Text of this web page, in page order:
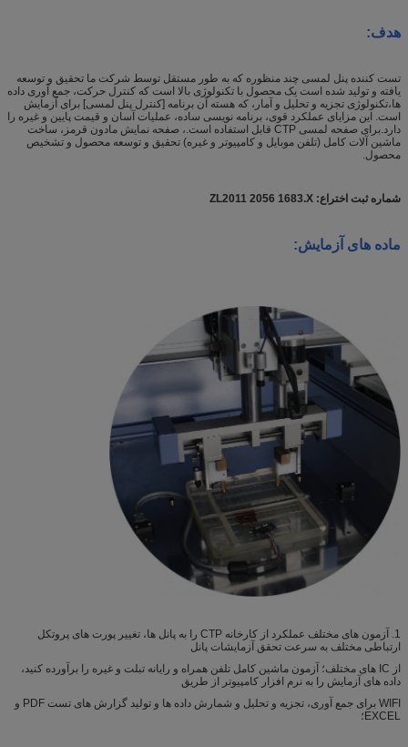
هدف:
تست کننده پنل لمسی چند منظوره که به طور مستقل توسط شرکت ما تحقیق و توسعه
یافته و تولید شده است یک محصول با تکنولوژی بالا است که کنترل حرکت، جمع آوری داده
ها،تکنولوژی تجزیه و تحلیل و آمار، که هسته آن برنامه [کنترل پنل لمسی] برای آزمایش
است. این مزایای عملکرد قوی، برنامه نویسی ساده، عملیات آسان و قیمت پایین و غیره را
دارد.برای صفحه لمسی CTP قابل استفاده است.، صفحه نمایش مادون قرمز، ساخت
ماشین آلات کامل (تلفن موبایل و کامپیوتر و غیره) تحقیق و توسعه محصول و تشخیص
محصول.
شماره ثبت اختراع: ZL2011 2056 1683.X
ماده های آزمایش:
1. آزمون های مختلف عملکرد از کارخانه CTP را به پانل ها، تغییر پورت های پروتکل
ارتباطی مختلف به سرعت تحقق آزمایشات پانل
از IC های مختلف؛ آزمون ماشین کامل تلفن همراه و رایانه تبلت و غیره را برآورده کنید،
داده های آزمایش را به نرم افزار کامپیوتر از طریق
WIFI برای جمع آوری، تجزیه و تحلیل و شمارش داده ها و تولید گزارش های تست PDF و
EXCEL؛